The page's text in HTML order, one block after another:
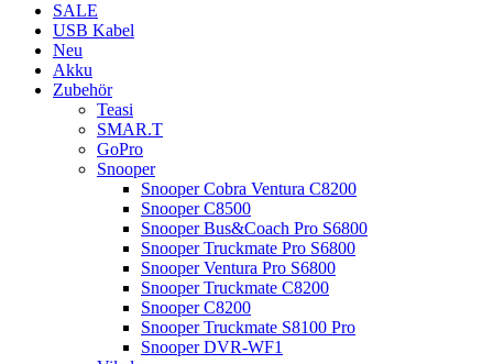
SALE
USB Kabel
Neu
Akku
Zubehör
Teasi
SMAR.T
GoPro
Snooper
Snooper Cobra Ventura C8200
Snooper C8500
Snooper Bus&Coach Pro S6800
Snooper Truckmate Pro S6800
Snooper Ventura Pro S6800
Snooper Truckmate C8200
Snooper C8200
Snooper Truckmate S8100 Pro
Snooper DVR-WF1